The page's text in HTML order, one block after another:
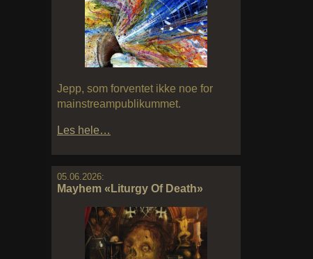
Jepp, som forventet ikke noe for
mainstreampublikummet.
Les hele…
05.06.2026:
Mayhem «Liturgy Of Death»